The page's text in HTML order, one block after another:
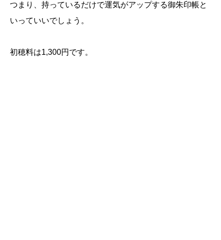
つまり、持っているだけで運気がアップする御朱印帳と
いっていいでしょう。
初穂料は1,300円です。